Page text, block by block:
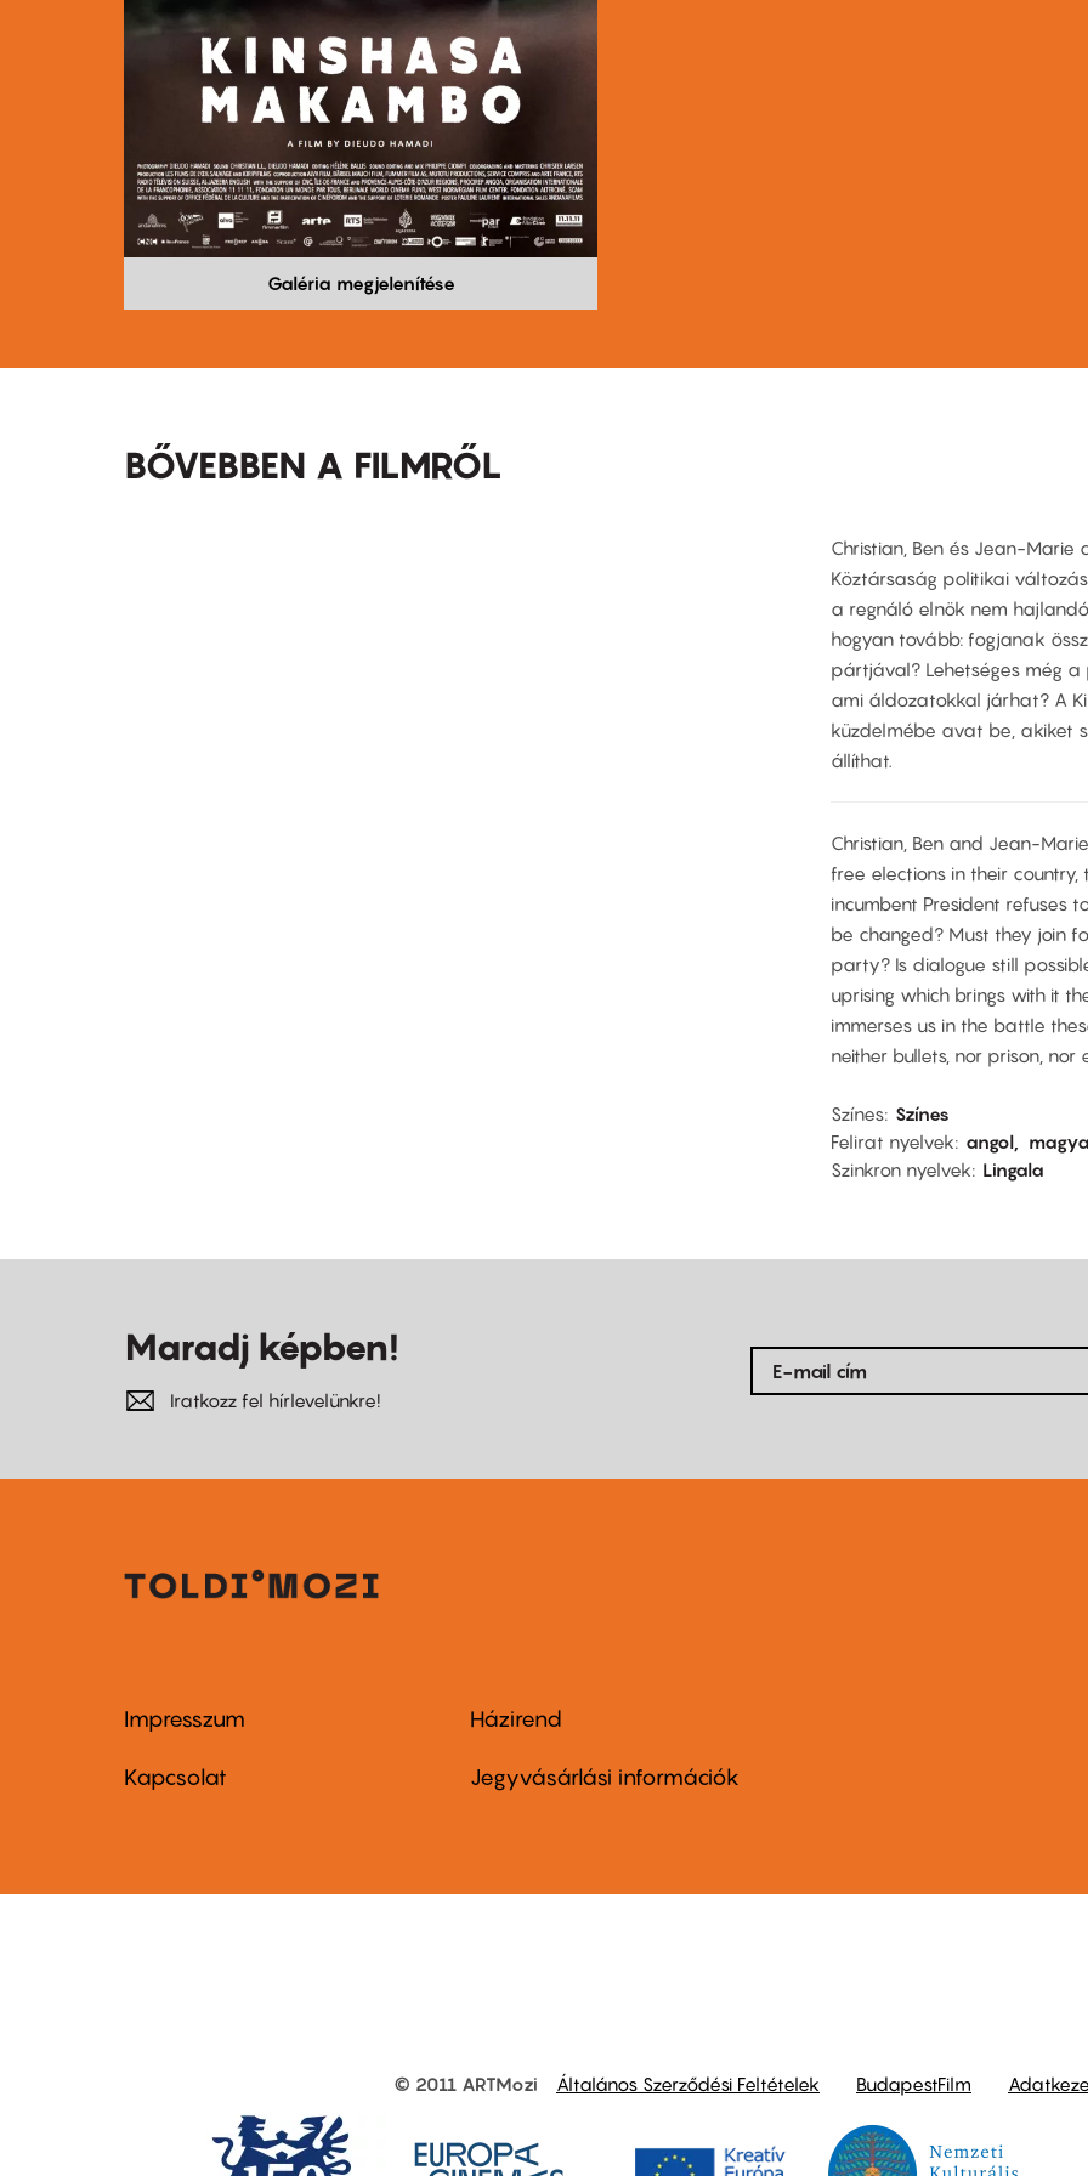
Galéria megjelenítése
BŐVEBBEN A FILMRŐL
Christian, Ben és Jean-Marie
Köztársaság politikai
a regnáló elnök nem
hogyan tovább: fogjanak
pártjával? Lehetséges még
ami áldozatokkal járhat? A
küzdelmébe avat be, akiket
állíthat.
Christian, Ben and Jean-
free elections in their
incumbent President refuses
be changed? Must they join
party? Is dialogue still
uprising which brings with it
immerses us in the battle
neither bullets, nor prison,
Színes Színes
Felirat nyelvek
angol
Szinkron nyelvek
Lingala
Maradj képben!
Iratkozz fel hírlevelünkre!
Footer
menu
Impresszum
Kapcsolat
Footer
menu
Házirend
Jegyvásárlási információk
other
© 2011 ARTMozi Általános Szerződési Feltételek BudapestFilm